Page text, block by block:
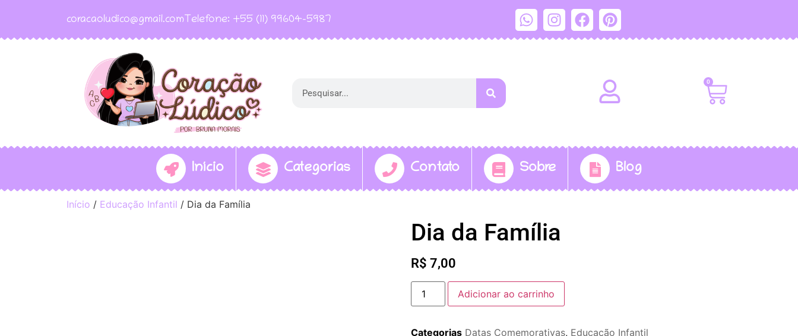
coracaoludico@gmail.com Telefone: +55 (11) 99604-5987
0
Início Categorias Contato Sobre Blog
Início / Educação Infantil / Dia da Família
Dia da Família
R$ 7,00
Adicionar ao carrinho
Categorias Datas Comemorativas, Educação Infantil